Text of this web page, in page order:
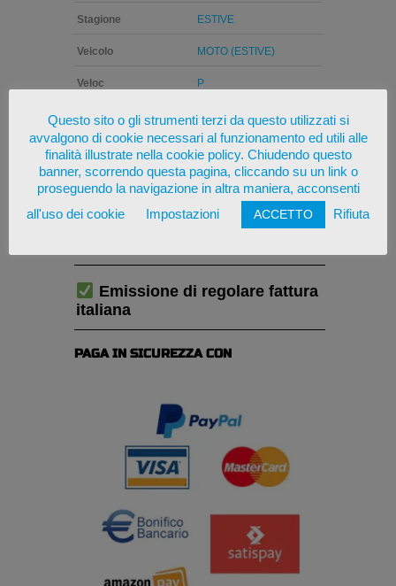
Stagione ESTIVE
Veicolo MOTO (ESTIVE)
Veloc P
DOT recente
Prodotto europeo
Consegna stimata in: 6-9
Emissione di regolare fattura
italiana
PAGA IN SICUREZZA CON
Questo sito o gli strumenti terzi da questo utilizzati si
avvalgono di cookie necessari al funzionamento ed utili alle
finalità illustrate nella cookie policy. Chiudendo questo
banner, scorrendo questa pagina, cliccando su un link o
proseguendo la navigazione in altra maniera, acconsenti
all'uso dei cookie
Impostazioni ACCETTO Rifiuta